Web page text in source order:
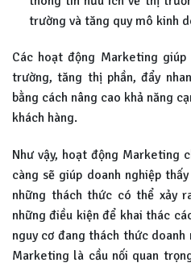
trường và tăng quy mô kinh
Các hoạt động Marketing
trường, tăng thị phần, đẩy
bằng cách nâng cao khả năng
khách hàng.
Như vậy, hoạt động Marketing
càng sẽ giúp doanh nghiệp
những thách thức có thể xảy
những điều kiện để khai thác
nguy cơ đang thách thức
Marketing là cầu nối quan